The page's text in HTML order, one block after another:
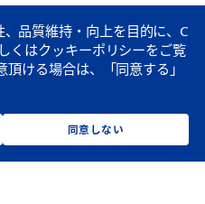
品質維持・向上を目的に、C
くはクッキーポリシーをご覧
ける場合は、「同意する」
同意しない